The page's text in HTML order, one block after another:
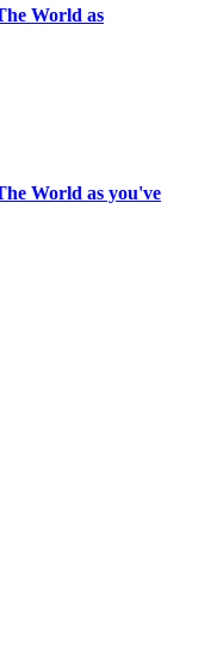
World as
World as you've